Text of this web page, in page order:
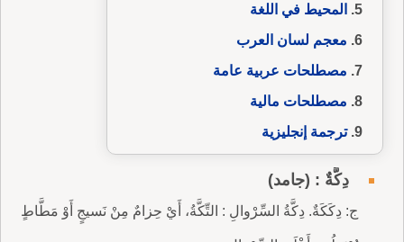
المحيط في اللغة
معجم لسان العرب
مصطلحات عربية عامة
مصطلحات مالية
ترجمة إنجليزية
دِكَّةٌ : (جامد)
ج: دِكَكَةٌ. دِكَّةُ السِّرْوالِ : التِّكَّةُ، أَيْ حِزامٌ مِنْ نَسيجٍ أَوْ مَطَّاطٍ